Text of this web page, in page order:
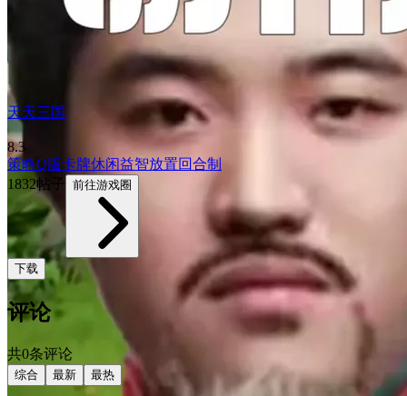
天天三国
8.3
策略Q版卡牌休闲益智放置回合制
1832帖子 前往游戏圈
下载
评论
共0条评论
综合 最新 最热